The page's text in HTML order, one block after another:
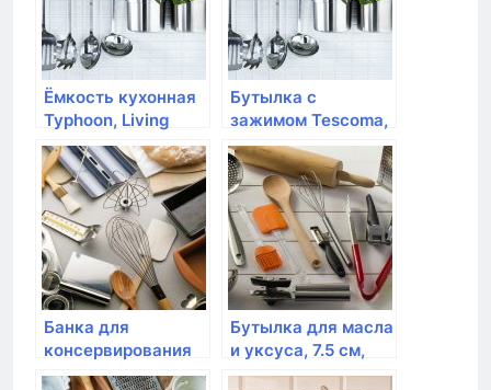
Ёмкость кухонная
Typhoon, Living
серая 15 х 12,5 см
Бутылка с
зажимом Tescoma,
DELLA CASA, 500
мл
Банка для
консервирования
Bormioli Rocco,
Бутылка для масла
и уксуса, 7.5 см,
0.45л, Emile Henry,